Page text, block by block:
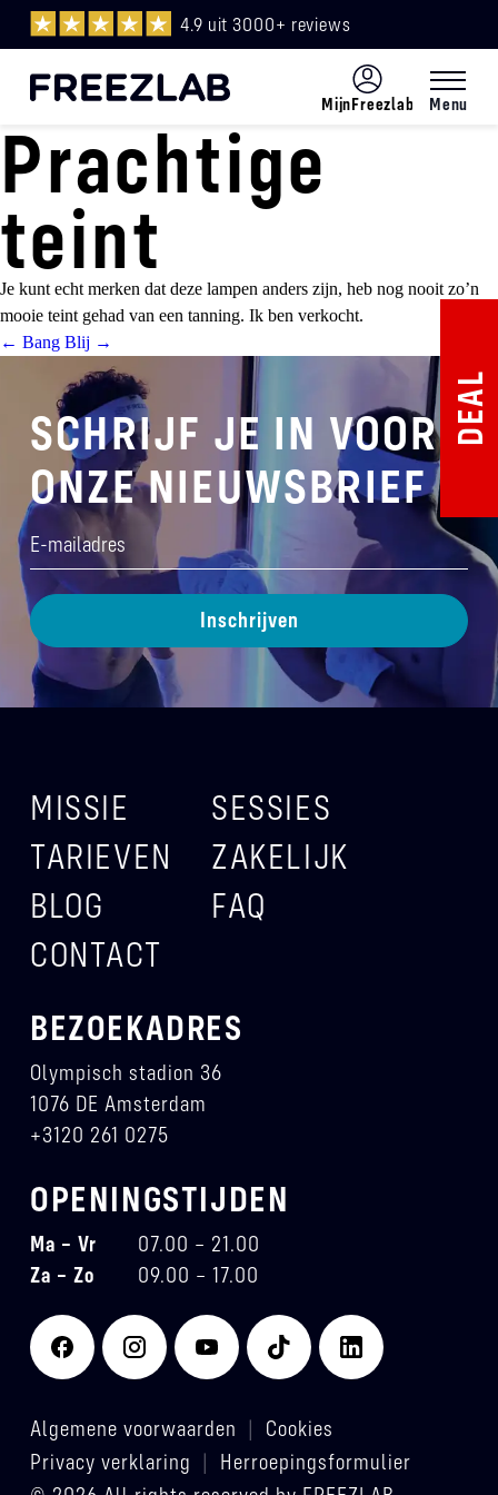
4.9 uit 3000+ reviews
DEAL
MijnFreezlab
Menu
NL
Prachtige
teint
Je kunt echt merken dat deze lampen anders zijn, heb nog nooit zo’n
mooie teint gehad van een tanning. Ik ben verkocht.
Post
navigation
← Bang Blij →
SCHRIJF JE IN VOOR
ONZE NIEUWSBRIEF
E-
mailadres
(Vereist)
MISSIE
SESSIES
TARIEVEN
ZAKELIJK
BLOG
FAQ
CONTACT
BEZOEKADRES
Olympisch stadion 36
1076 DE Amsterdam
+3120 261 0275
OPENINGSTIJDEN
Ma – Vr
07.00 – 21.00
Za – Zo
09.00 – 17.00
Algemene voorwaarden | Cookies
Privacy verklaring | Herroepingsformulier